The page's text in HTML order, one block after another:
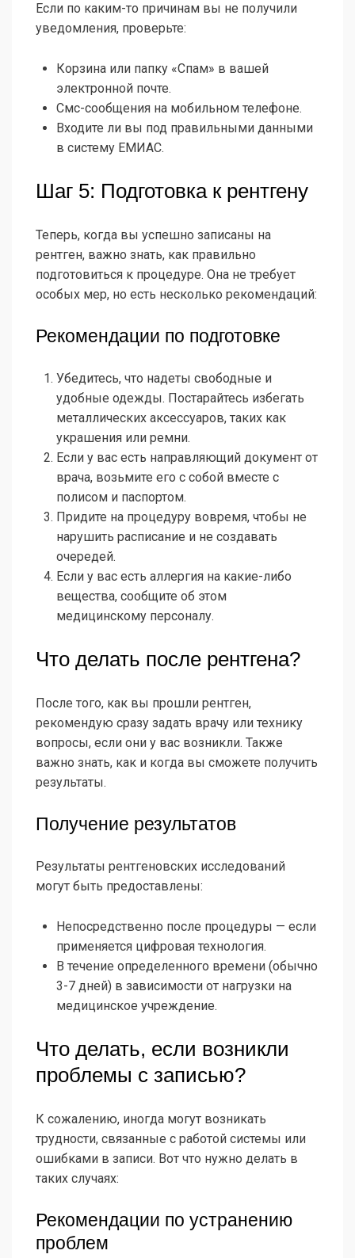
Если по каким-то причинам вы не получили
уведомления, проверьте:
Корзина или папку «Спам» в вашей
электронной почте.
Смс-сообщения на мобильном телефоне.
Входите ли вы под правильными данными
в систему ЕМИАС.
Шаг 5: Подготовка к рентгену
Теперь, когда вы успешно записаны на
рентген, важно знать, как правильно
подготовиться к процедуре. Она не требует
особых мер, но есть несколько рекомендаций:
Рекомендации по подготовке
Убедитесь, что надеты свободные и
удобные одежды. Постарайтесь избегать
металлических аксессуаров, таких как
украшения или ремни.
Если у вас есть направляющий документ от
врача, возьмите его с собой вместе с
полисом и паспортом.
Придите на процедуру вовремя, чтобы не
нарушить расписание и не создавать
очередей.
Если у вас есть аллергия на какие-либо
вещества, сообщите об этом
медицинскому персоналу.
Что делать после рентгена?
После того, как вы прошли рентген,
рекомендую сразу задать врачу или технику
вопросы, если они у вас возникли. Также
важно знать, как и когда вы сможете получить
результаты.
Получение результатов
Результаты рентгеновских исследований
могут быть предоставлены:
Непосредственно после процедуры — если
применяется цифровая технология.
В течение определенного времени (обычно
3-7 дней) в зависимости от нагрузки на
медицинское учреждение.
Что делать, если возникли
проблемы с записью?
К сожалению, иногда могут возникать
трудности, связанные с работой системы или
ошибками в записи. Вот что нужно делать в
таких случаях:
Рекомендации по устранению
проблем